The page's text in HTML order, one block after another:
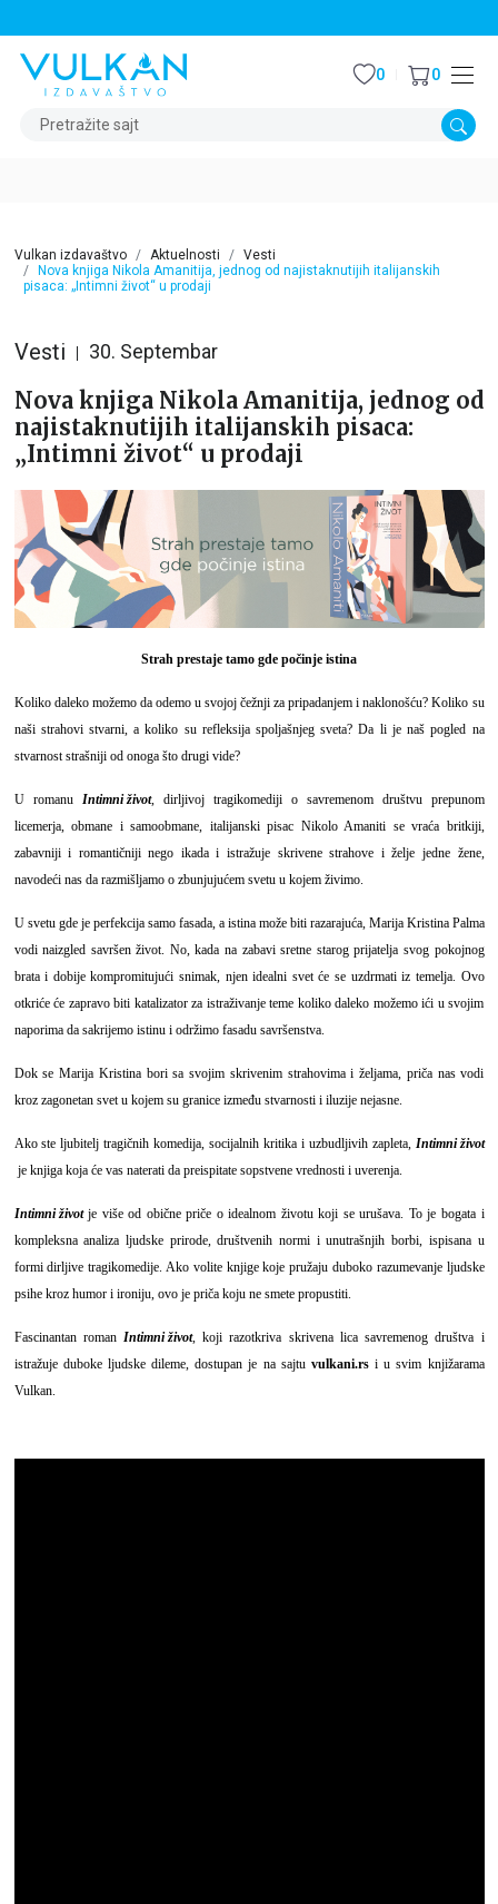
Pretražite sajt
0 0
Vulkan izdavaštvo Aktuelnosti
Vesti
Nova knjiga Nikola Amanitija, jednog od najistaknutijih italijanskih
pisaca: „Intimni život“ u prodaji
Vesti 30. Septembar
Nova knjiga Nikola Amanitija, jednog od
najistaknutijih italijanskih pisaca:
„Intimni život“ u prodaji
Strah prestaje tamo gde počinje istina
Koliko daleko možemo da odemo u svojoj čežnji za pripadanjem i naklonošću? Koliko su
naši strahovi stvarni, a koliko su refleksija spoljašnjeg sveta? Da li je naš pogled na
stvarnost strašniji od onoga što drugi vide?
U romanu Intimni život, dirljivoj tragikomediji o savremenom društvu prepunom
licemerja, obmane i samoobmane, italijanski pisac Nikolo Amaniti se vraća britkiji,
zabavniji i romantičniji nego ikada i istražuje skrivene strahove i želje jedne žene,
navodeći nas da razmišljamo o zbunjujućem svetu u kojem živimo.
U svetu gde je perfekcija samo fasada, a istina može biti razarajuća, Marija Kristina Palma
vodi naizgled savršen život. No, kada na zabavi sretne starog prijatelja svog pokojnog
brata i dobije kompromitujući snimak, njen idealni svet će se uzdrmati iz temelja. Ovo
otkriće će zapravo biti katalizator za istraživanje teme koliko daleko možemo ići u svojim
naporima da sakrijemo istinu i održimo fasadu savršenstva.
Dok se Marija Kristina bori sa svojim skrivenim strahovima i željama, priča nas vodi
kroz zagonetan svet u kojem su granice između stvarnosti i iluzije nejasne.
Ako ste ljubitelj tragičnih komedija, socijalnih kritika i uzbudljivih zapleta, Intimni život
je knjiga koja će vas naterati da preispitate sopstvene vrednosti i uverenja.
Intimni životje više od obične priče o idealnom životu koji se urušava. To je bogata i
kompleksna analiza ljudske prirode, društvenih normi i unutrašnjih borbi, ispisana u
formi dirljive tragikomedije. Ako volite knjige koje pružaju duboko razumevanje ljudske
psihe kroz humor i ironiju, ovo je priča koju ne smete propustiti.
Fascinantan roman Intimni život, koji razotkriva skrivena lica savremenog društva i
istražuje duboke ljudske dileme, dostupan je na sajtu vulkani.rsi u svim knjižarama
Vulkan.